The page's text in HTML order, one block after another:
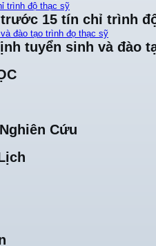
trình độ thạc sỹ
15 tín chỉ trình
đào tạo trình đọ thạc sỹ
tuyển sinh và đào
Cứu